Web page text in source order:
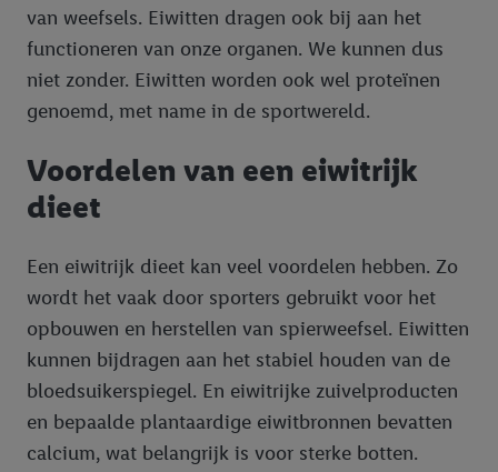
van weefsels. Eiwitten dragen ook bij aan het
functioneren van onze organen. We kunnen dus
niet zonder. Eiwitten worden ook wel proteïnen
genoemd, met name in de sportwereld.
Voordelen van een eiwitrijk
dieet
Een eiwitrijk dieet kan veel voordelen hebben. Zo
wordt het vaak door sporters gebruikt voor het
opbouwen en herstellen van spierweefsel. Eiwitten
kunnen bijdragen aan het stabiel houden van de
bloedsuikerspiegel. En eiwitrijke zuivelproducten
en bepaalde plantaardige eiwitbronnen bevatten
calcium, wat belangrijk is voor sterke botten.